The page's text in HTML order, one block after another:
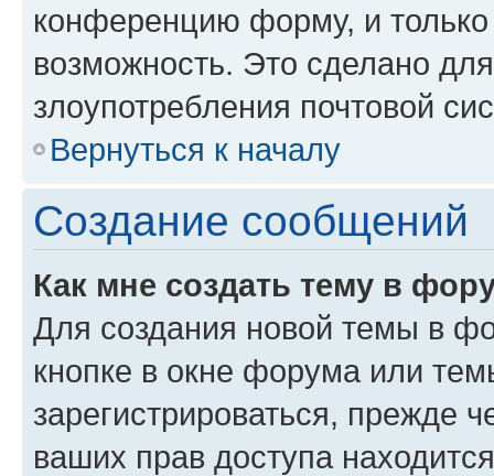
конференцию форму, и
возможность. Это сделано
злоупотребления почтовой
Вернуться к началу
Создание сообщений
Как мне создать тему в
Для создания новой темы в
кнопке в окне форума или
зарегистрироваться, прежде
ваших прав доступа